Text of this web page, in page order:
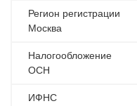
Регион регистрации
Москва
Налогообложение
ОСН
ИФНС